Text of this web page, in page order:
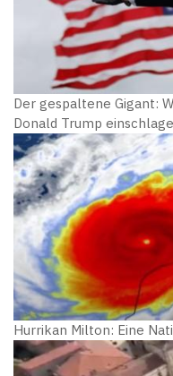
Der gespaltene Gigant:
Donald Trump
Hurrikan Milton: Eine